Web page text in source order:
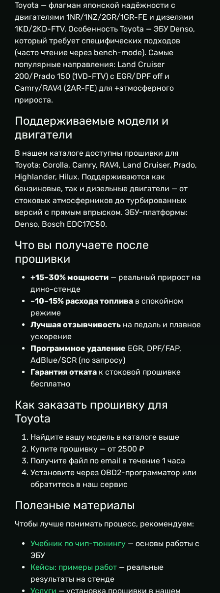
Toyota — флагман японской надёжности с
двигателями 1NR/1NZ/2GR/1GR-FE и дизелями
1KD/2KD-FTV. Особенность Toyota — ЭБУ Denso,
который требует специфических подходов
(часто чтение через bench-mode). Самые
популярные направления: Land Cruiser
200/Prado 150 (1VD-FTV) с EGR/DPF off и
Camry/RAV4 (2AR-FE) для +атмосферного
прироста.
Поддерживаемые модели и
двигатели
В нашем каталоге доступны прошивки для
Toyota: Corolla, Camry, RAV4, Land Cruiser, Prado,
Highlander, Hilux. Поддерживаются как
бензиновые, так и дизельные двигатели — от
стоковых атмосферников до турбированных
версий с прямым впрыском. ЭБУ-платформы:
Denso, Bosch EDC17C50.
Что вы получаете после
прошивки
+15–30% мощности — реальный прирост на
дино-стенде
–10–15% расхода топлива в спокойном
режиме
Лучшая отзывчивость на педаль и плавное
ускорение
Программное удаление EGR, DPF/FAP,
AdBlue/SCR (по запросу)
Гарантия отката к стоковой прошивке
бесплатно
Как заказать прошивку для
Toyota
Найдите вашу модель в каталоге выше
Купите прошивку — от 2500 ₽
Получите файл по email в течение 1 часа
Установите через OBD2-программатор или
обратитесь в наш сервис
Полезные материалы
Чтобы лучше понимать процесс, рекомендуем:
Учебник по чип-тюнингу — основы работы с
ЭБУ
Кейсы: примеры работ — реальные
результаты на стенде
Услуги — установка прошивки в нашем